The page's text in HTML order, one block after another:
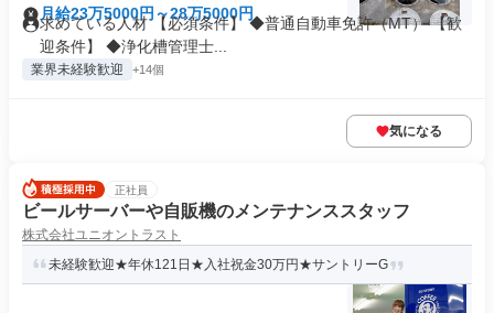
月給23万5000円～28万5000円
求めている人材 【必須条件】 ◆普通自動車免許（MT） 【歓
迎条件】 ◆浄化槽管理士...
業界未経験歓迎 +14個
気になる
正社員
ビールサーバーや自販機のメンテナンススタッフ
株式会社ユニオントラスト
未経験歓迎★年休121日★入社祝金30万円★サントリーG